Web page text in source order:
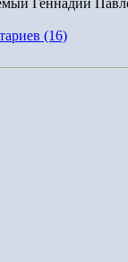
Геннадий
(16)